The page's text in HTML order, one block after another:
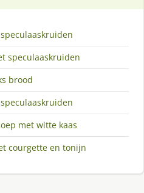
speculaaskruiden
brood
met witte kaas
courgette en tonijn